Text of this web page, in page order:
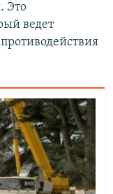
Это
ведет